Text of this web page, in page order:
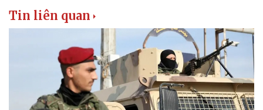
Tin liên quan